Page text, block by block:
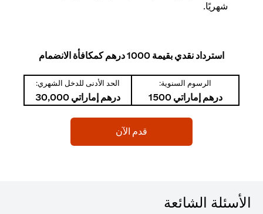
شهريًا.
استرداد نقدي بقيمة 1000 درهم كمكافأة الانضمام
الرسوم السنوية:
درهم إماراتي 1500
الحد الأدنى للدخل الشهري:
درهم إماراتي 30,000
قدم الآن
الأسئلة الشائعة